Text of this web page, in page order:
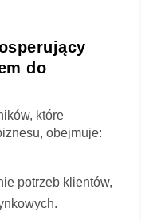
do
które
obejmuje:
potrzeb klientów,